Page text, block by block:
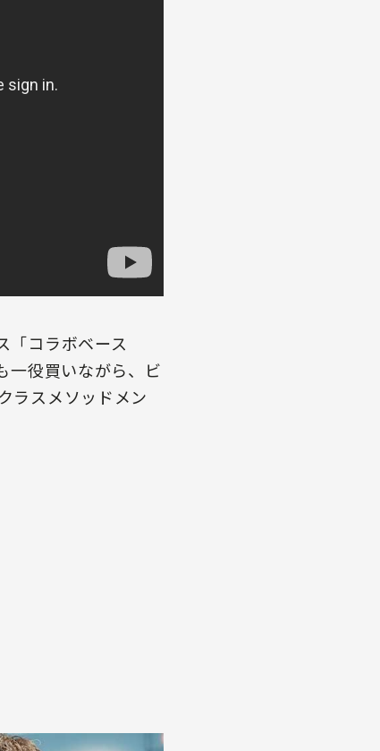
「コラボベース
一役買いながら、ビ
ラスメソッドメン